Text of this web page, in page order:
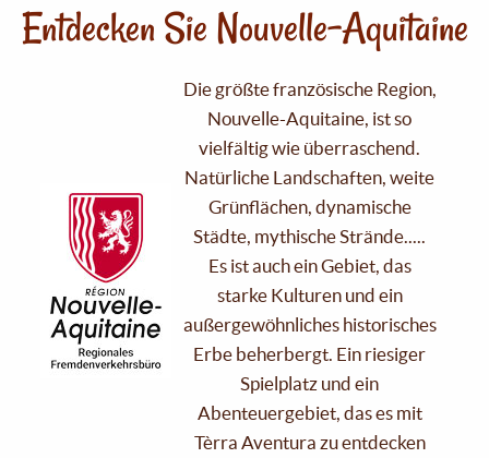
Entdecken Sie Nouvelle-Aquitaine
Die größte französische Region,
Nouvelle-Aquitaine, ist so
vielfältig wie überraschend.
Natürliche Landschaften, weite
Grünflächen, dynamische
Städte, mythische Strände.....
Es ist auch ein Gebiet, das
starke Kulturen und ein
außergewöhnliches historisches
Erbe beherbergt. Ein riesiger
Spielplatz und ein
Abenteuergebiet, das es mit
Tèrra Aventura zu entdecken